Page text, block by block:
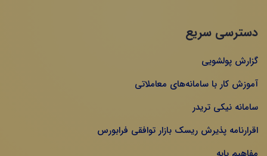
دسترسی سریع
گزارش پولشویی
آموزش کار با سامانه‌های معاملاتی
سامانه نیکی تریدر
اقرارنامه پذیرش ریسک بازار توافقی فرابورس